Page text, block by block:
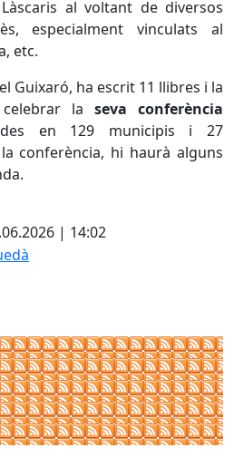
al voltant de diversos
especialment vinculats al
etc.
Guixaró, ha escrit 11 llibres i la
la seva conferència
en 129 municipis i 27
conferència, hi haurà alguns
| 14:02